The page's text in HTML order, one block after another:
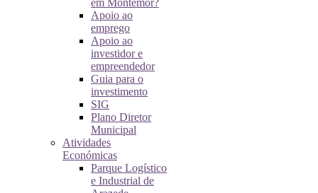
em Montemor?
Apoio ao
emprego
Apoio ao
investidor e
empreendedor
Guia para o
investimento
SIG
Plano Diretor
Municipal
Atividades
Económicas
Parque Logístico
e Industrial de